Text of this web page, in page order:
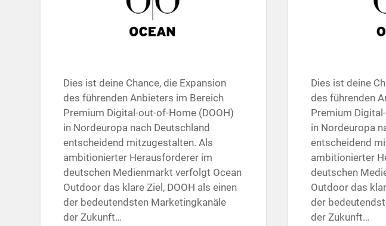
Dies ist deine Chance, die Expansion
des führenden Anbieters im Bereich
Premium Digital-out-of-Home (DOOH)
in Nordeuropa nach Deutschland
entscheidend mitzugestalten. Als
ambitionierter Herausforderer im
deutschen Medienmarkt verfolgt Ocean
Outdoor das klare Ziel, DOOH als einen
der bedeutendsten Marketingkanäle
der Zukunft…
Dies ist deine
des führenden
Premium
in Nordeuropa
entscheidend
ambitionierter
deutschen
Outdoor das
der
der Zukunft…